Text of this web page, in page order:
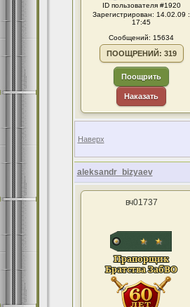
ID пользователя #1920
Зарегистрирован: 14.02.09 :
17:45
Сообщений: 15634
ПООЩРЕНИЙ: 319
Поощрить
Наказать
Наверх
aleksandr_bizyaev
вч01737